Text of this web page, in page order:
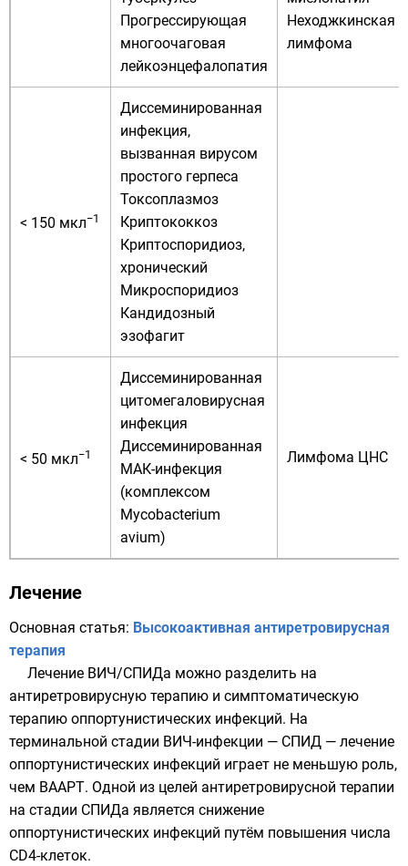
Прогрессирующая
многоочаговая
лейкоэнцефалопатия
Неходжкинская
лимфома
< 150 мкл−1
Диссеминированная
инфекция,
вызванная вирусом
простого герпеса
Токсоплазмоз
Криптококкоз
Криптоспоридиоз,
хронический
Микроспоридиоз
Кандидозный
эзофагит
< 50 мкл−1
Диссеминированная
цитомегаловирусная
инфекция
Диссеминированная
МАК-инфекция
(комплексом
Mycobacterium
avium)
Лимфома ЦНС
Лечение
Основная статья: Высокоактивная антиретровирусная
терапия
Лечение ВИЧ/СПИДа можно разделить на
антиретровирусную терапию и симптоматическую
терапию оппортунистических инфекций. На
терминальной стадии ВИЧ-инфекции — СПИД — лечение
оппортунистических инфекций играет не меньшую роль,
чем ВААРТ. Одной из целей антиретровирусной терапии
на стадии СПИДа является снижение
оппортунистических инфекций путём повышения числа
CD4-клеток.